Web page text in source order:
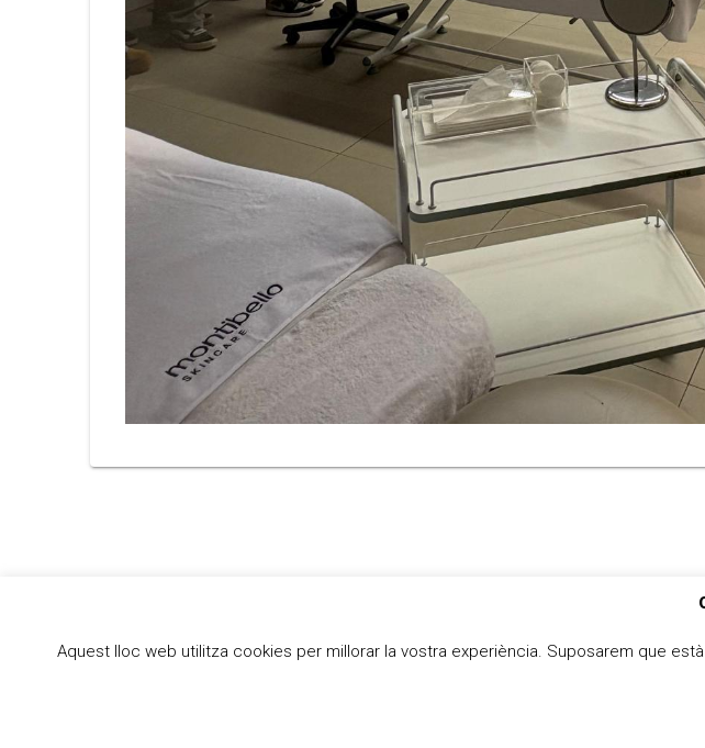
Aquest lloc web utilitza cookies per millorar la vostra experiència. Suposarem que